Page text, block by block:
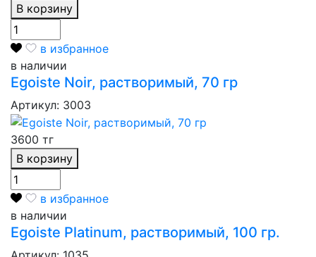
В корзину
в избранное
в наличии
Egoiste Noir, растворимый, 70 гр
Артикул: 3003
3600 тг
В корзину
в избранное
в наличии
Egoiste Platinum, растворимый, 100 гр.